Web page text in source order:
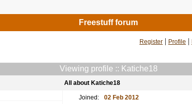
Freestuff forum
Register | Profile |
Viewing profile :: Katiche18
All about Katiche18
Joined:
02 Feb 2012